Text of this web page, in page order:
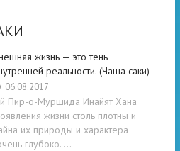
жизнь — это тень
реальности. (Чаша саки)
06.08.2017
Пир-о-Муршида Инайят Хана
жизни столь плотны и
их природы и характера
глубоко. …